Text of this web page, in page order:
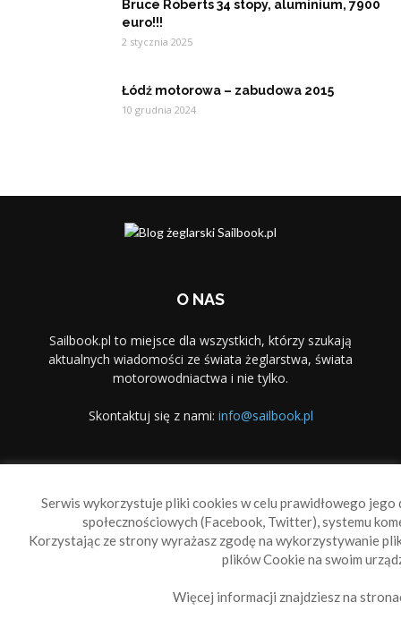
Bruce Roberts 34 stopy, aluminium, 7900
euro!!!
2 stycznia 2025
Łódź motorowa – zabudowa 2015
10 grudnia 2024
O NAS
Sailbook.pl to miejsce dla wszystkich, którzy szukają
aktualnych wiadomości ze świata żeglarstwa, świata
motorowodniactwa i nie tylko.
Skontaktuj się z nami: info@sailbook.pl
Reklama
Polityka prywatności
Serwis wykorzystuje pliki cookies w celu prawidłowego
społecznościowych (Facebook, Twitter), systemu
Korzystając ze strony wyrażasz zgodę na wykorzystywanie
plików Cookie na swoim
Więcej informacji znajdziesz na